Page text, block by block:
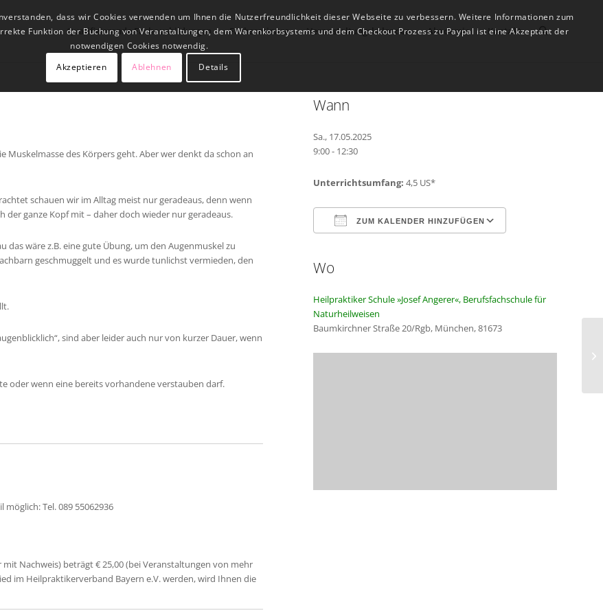
Qualifizierende Fachausbildungen Fachseminare Veranstaltungskalender Akademie Kontakt
Muskelmasse des Körpers geht. Aber wer denkt da schon an
schauen wir im Alltag meist nur geradeaus, denn wenn
ganze Kopf mit – daher doch wieder nur geradeaus.
das wäre z.B. eine gute Übung, um den Augenmuskel zu
geschmuggelt und es wurde tunlichst vermieden, den
sind aber leider auch nur von kurzer Dauer, wenn
oder wenn eine bereits vorhandene verstauben darf.
Tel. 089 55062936
Nachweis) beträgt € 25,00 (bei Veranstaltungen von mehr
im Heilpraktikerverband Bayern e.V. werden, wird Ihnen die
Wann
Sa., 17.05.2025
9:00 - 12:30
Unterrichtsumfang: 4,5 US*
ZUM KALENDER HINZUFÜGEN
Wo
Heilpraktiker Schule »Josef Angerer«, Berufsfachschule für
Naturheilweisen
Baumkirchner Straße 20/Rgb, München, 81673
dass wir Cookies verwenden um Ihnen die Nutzerfreundlichkeit dieser Webseite zu verbessern. Weitere Informationen zum
Funktion der Buchung von Veranstaltungen, dem Warenkorbsystems und dem Checkout Prozess zu Paypal ist eine Akzeptant der
notwendigen Cookies notwendig.
Akzeptieren
Ablehnen Details